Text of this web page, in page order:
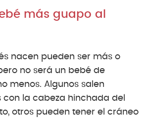
más guapo al
nacen pueden ser más o
no será un bebé de
menos. Algunos salen
con la cabeza hinchada del
otros pueden tener el cráneo